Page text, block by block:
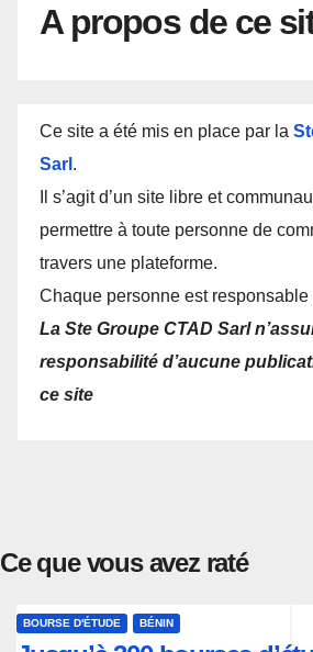
A propos de ce
Ce site a été mis en place par la
Sarl .
Il s’agit d’un site libre et
permettre à toute personne de
travers une plateforme.
Chaque personne est
La Ste Groupe CTAD Sarl
responsabilité d’aucune
ce site
Ce que vous avez raté
BOURSE D'ÉTUDE BÉNIN